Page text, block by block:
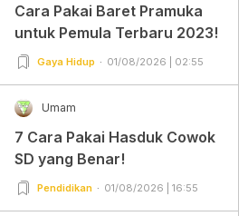
Cara Pakai Baret Pramuka
untuk Pemula Terbaru 2023!
Gaya Hidup 01/08/2026 | 02:55
Umam
7 Cara Pakai Hasduk Cowok
SD yang Benar!
Pendidikan 01/08/2026 | 16:55